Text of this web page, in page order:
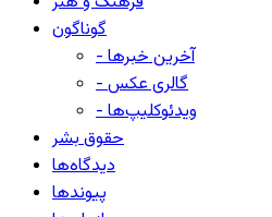
گوناگون
- آخرین خبرها
- گالری عکس
- ویدئوکلیپ‌ها
حقوق بشر
دیدگاه‌ها
پیوندها